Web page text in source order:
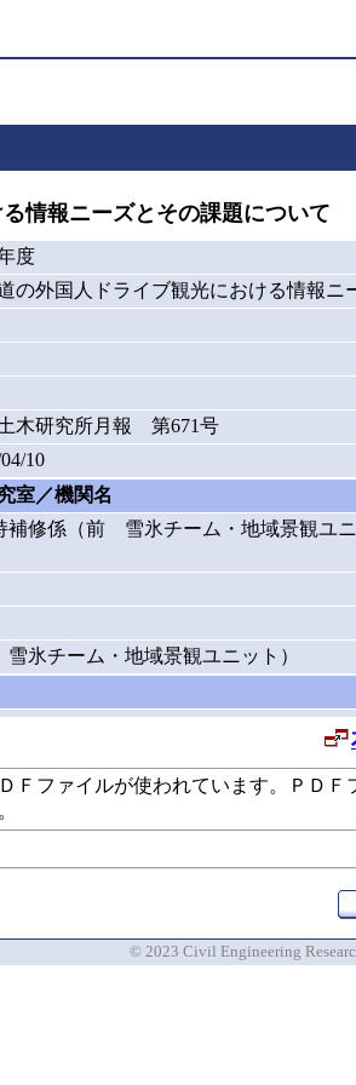
情報ニーズとその課題について
度
の外国人ドライブ観光における情報ニ
木研究所月報 第671号
10
室／機関名
補修係（前 雪氷チーム・地域景観ユ
氷チーム・地域景観ユニット）
ファイルが使われています。ＰＤＦ
© 2023 Civil Engineering